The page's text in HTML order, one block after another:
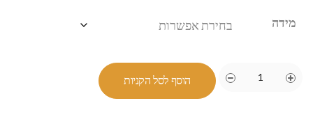
מידה
הוסף לסל הקניות